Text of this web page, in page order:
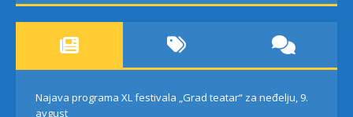
Najava programa XL festivala „Grad teatar“ za neđelju, 9.
avgust